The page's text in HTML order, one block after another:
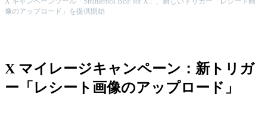
像のアップロード」を提供開始
X マイレージキャンペーン：新トリガ
ー「レシート画像のアップロード」